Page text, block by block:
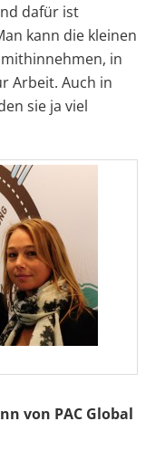
dafür ist
kann die kleinen
in
Arbeit. Auch in
sie ja viel
von PAC Global